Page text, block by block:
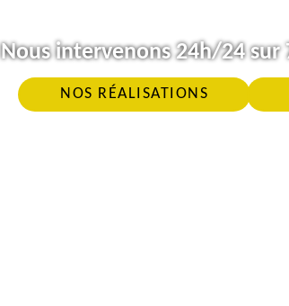
Nous intervenons 24h/24 sur
NOS RÉALISATIONS